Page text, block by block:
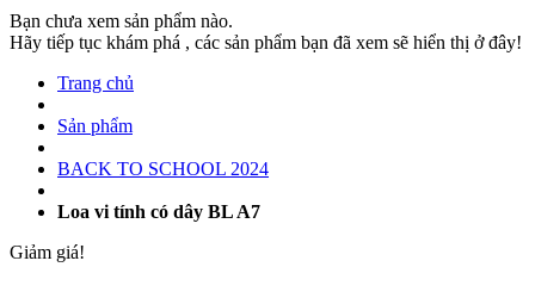
Bạn chưa xem sản phẩm nào.
Hãy tiếp tục khám phá , các sản phẩm bạn đã xem sẽ hiển thị ở đây!
Trang chủ
Sản phẩm
BACK TO SCHOOL 2024
Loa vi tính có dây BL A7
Giảm giá!